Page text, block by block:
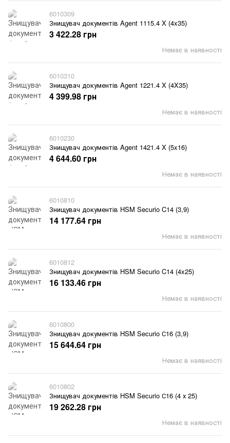
6010309
Знищувач документів Agent 1115.4 X (4x35)
Немає в наявності
3 422.28 грн
6010310
Знищувач документів Agent 1221.4 X (4X35)
Немає в наявності
4 399.98 грн
6010230
Знищувач документів Agent 1421.4 X (5x16)
Немає в наявності
4 644.60 грн
6010810
Знищувач документів HSM Securio C14 (3,9)
Немає в наявності
14 177.64 грн
6010812
Знищувач документів HSM Securio C14 (4x25)
Немає в наявності
16 133.46 грн
6010800
Знищувач документів HSM Securio С16 (3,9)
Немає в наявності
15 644.64 грн
6010802
Знищувач документів HSM Securio С16 (4 х 25)
Немає в наявності
19 262.28 грн